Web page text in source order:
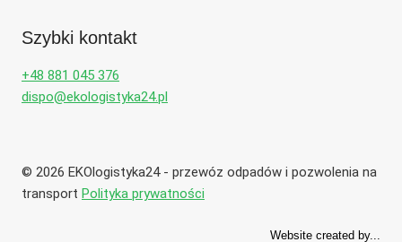
Szybki kontakt
+48 881 045 376
dispo@ekologistyka24.pl
© 2026 EKOlogistyka24 - przewóz odpadów i pozwolenia na
transport Polityka prywatności
Website created by...